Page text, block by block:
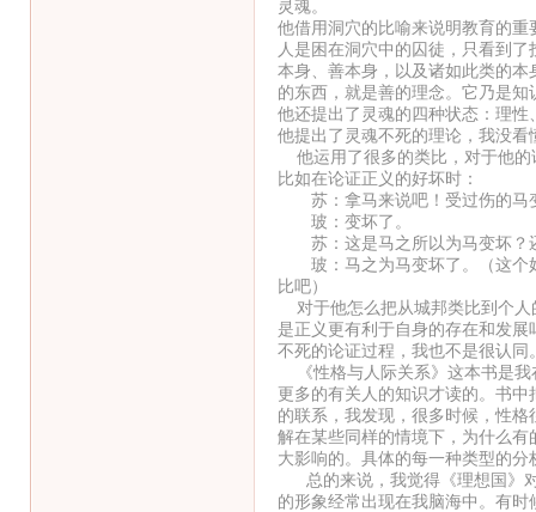
灵魂。
他借用洞穴的比喻来说明教育的
人是困在洞穴中的囚徒，只看到
本身、善本身，以及诸如此类的
的东西，就是善的理念。它乃是
他还提出了灵魂的四种状态：理
他提出了灵魂不死的理论，我没看
他运用了很多的类比，对于他的
比如在论证正义的好坏时：
苏：拿马来说吧！受过伤的马
玻：变坏了。
苏：这是马之所以为马变坏？
玻：马之为马变坏了。（这个
比吧）
对于他怎么把从城邦类比到个人
是正义更有利于自身的存在和发
不死的论证过程，我也不是很认同
《性格与人际关系》这本书是我
更多的有关人的知识才读的。书
的联系，我发现，很多时候，性
解在某些同样的情境下，为什么
大影响的。具体的每一种类型的
总的来说，我觉得《理想国》对
的形象经常出现在我脑海中。有